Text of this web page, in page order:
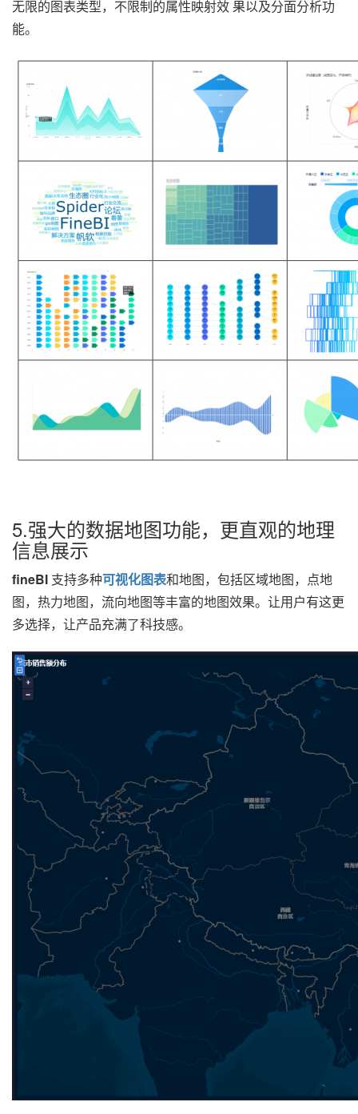
无限的图表类型，不限制的属性映射效 果以及分面分析功
能。
5.强大的数据地图功能，更直观的地理
信息展示
fineBI 支持多种可视化图表和地图，包括区域地图，点地
图，热力地图，流向地图等丰富的地图效果。让用户有这更
多选择，让产品充满了科技感。